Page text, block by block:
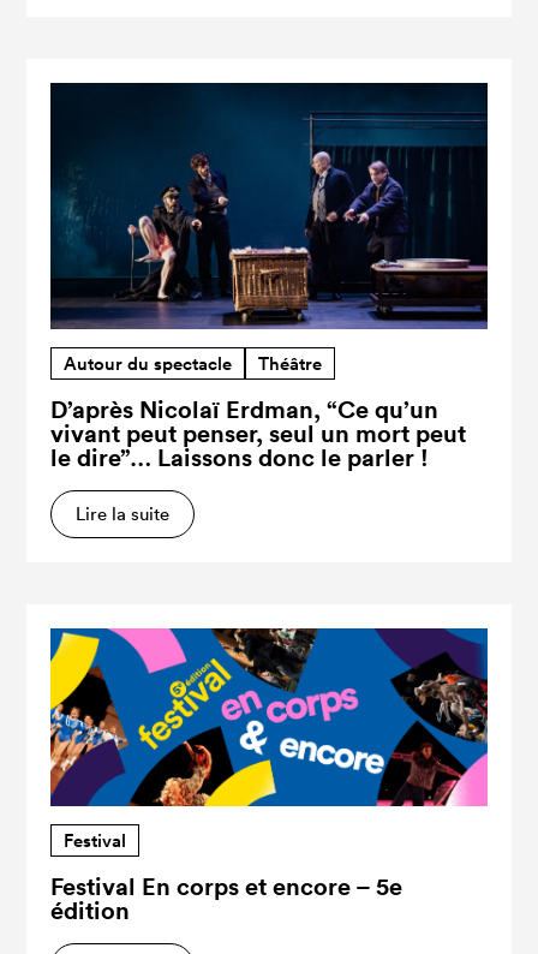
Autour du spectacle Théâtre
D’après Nicolaï Erdman, “Ce qu’un
vivant peut penser, seul un mort peut
le dire”… Laissons donc le parler !
Lire la suite
Festival
Festival En corps et encore – 5e
édition